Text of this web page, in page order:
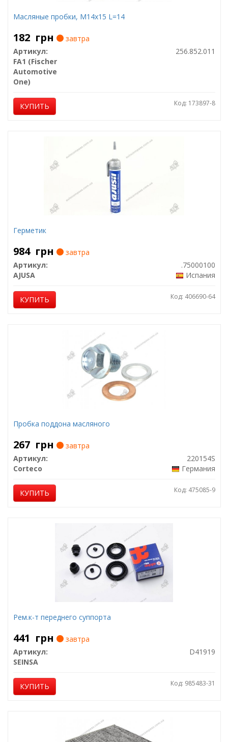
Масляные пробки, M14x15 L=14
182 грн
завтра
Артикул:
256.852.011
FA1 (Fischer
Automotive
One)
КУПИТЬ Код: 173897-8
Герметик
984 грн
завтра
Артикул:
.75000100
AJUSA
Испания
КУПИТЬ Код: 406690-64
Пробка поддона масляного
267 грн
завтра
Артикул:
220154S
Corteco
Германия
КУПИТЬ Код: 475085-9
Рем.к-т переднего суппорта
441 грн
завтра
Артикул:
D41919
SEINSA
КУПИТЬ Код: 985483-31